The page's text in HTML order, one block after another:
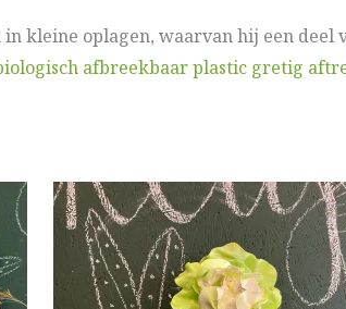
kleine oplagen, waarvan hij een deel
afbreekbaar plastic gretig